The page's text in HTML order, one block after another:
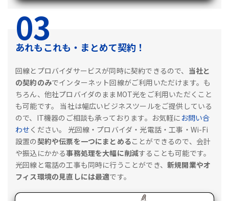
03
あれもこれも・まとめて契約！
回線とプロバイダサービスが同時に契約できるので、 当社と
の契約のみでインターネット回線がご利用いただけます。も
ちろん、他社プロバイダのままMOT光をご利用いただくこと
も可能です。
当社は幅広いビジネスツールをご提供している
ので、IT機器のご相談も承っております。お気軽に お問い合
わせ ください。
光回線・プロバイダ・光電話・工事・Wi-Fi
設置の契約や伝票を一つにまとめることができるので、会計
や振込にかかる事務処理を大幅に削減することも可能です。
光回線と電話の工事も同時に行うことができ、 新規開業やオ
フィス環境の見直しには最適です。